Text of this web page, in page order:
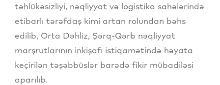
təhlükəsizliyi, nəqliyyat və logistika sahələrində
etibarlı tərəfdaş kimi artan rolundan bəhs
edilib, Orta Dəhliz, Şərq-Qərb nəqliyyat
marşrutlarının inkişafı istiqamətində həyata
keçirilən təşəbbüslər barədə fikir mübadiləsi
aparılıb.